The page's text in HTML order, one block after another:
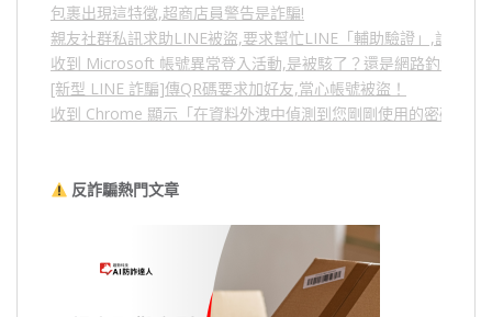
包裹出現這特徵,超商店員警告是詐騙!
親友社群私訊求助LINE被盜,要求幫忙LINE「輔助驗證」,詐騙
收到 Microsoft 帳號異常登入活動,是被駭了？還是網路釣魚？
[新型 LINE 詐騙]傳QR碼要求加好友,當心帳號被盜！
收到 Chrome 顯示「在資料外洩中偵測到您剛剛使用的密碼」
反詐騙熱門文章